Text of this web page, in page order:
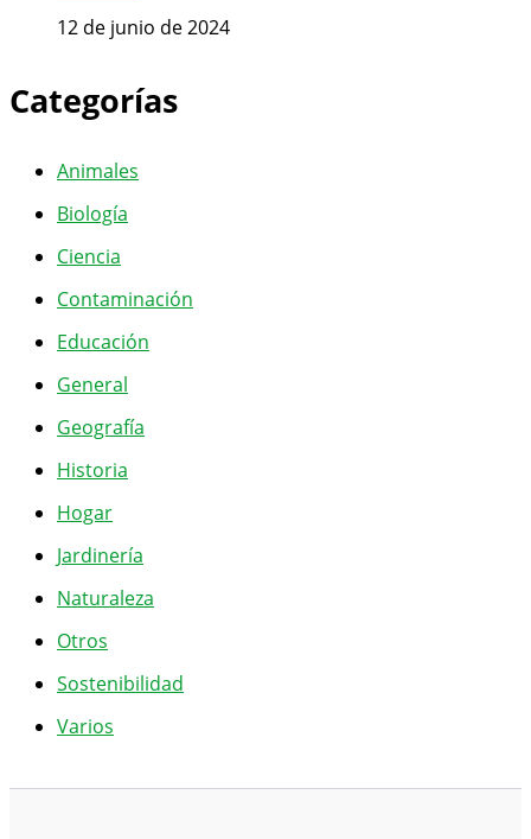
12 de junio de 2024
Categorías
Animales
Biología
Ciencia
Contaminación
Educación
General
Geografía
Historia
Hogar
Jardinería
Naturaleza
Otros
Sostenibilidad
Varios